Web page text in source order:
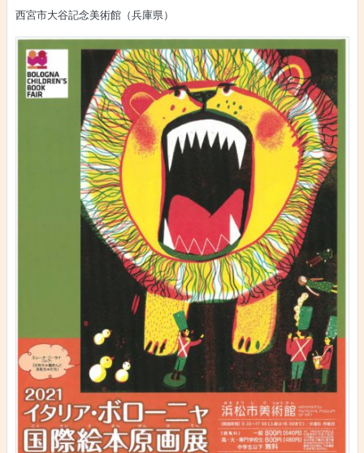
西宮市大谷記念美術館（兵庫県）